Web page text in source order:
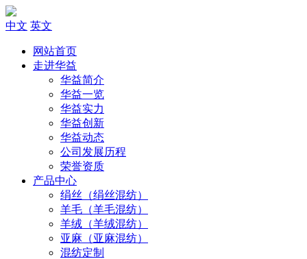
中文 英文
网站首页
走进华益
华益简介
华益一览
华益实力
华益创新
华益动态
公司发展历程
荣誉资质
产品中心
绢丝（绢丝混纺）
羊毛（羊毛混纺）
羊绒（羊绒混纺）
亚麻（亚麻混纺）
混纺定制